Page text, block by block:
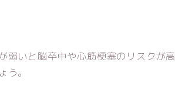
弱いと脳卒中や心筋梗塞のリスクが高
。